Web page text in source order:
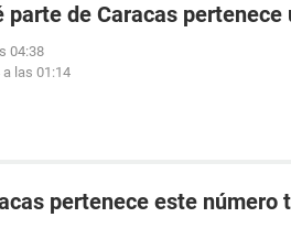
parte de Caracas pertenece
04:38
las 01:14
pertenece este número